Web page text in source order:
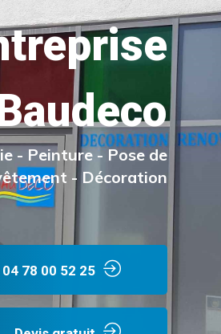
- Peinture - Pose de
- Décoration
04 78 00 52 25